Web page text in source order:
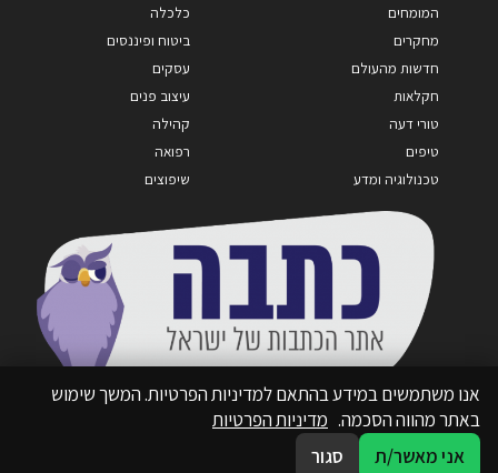
המומחים
מחקרים
חדשות מהעולם
חקלאות
טורי דעה
טיפים
טכנולוגיה ומדע
כלכלה
ביטוח ופיננסים
עסקים
עיצוב פנים
קהילה
רפואה
שיפוצים
אנו משתמשים במידע בהתאם למדיניות הפרטיות. המשך שימוש
באתר מהווה הסכמה. מדיניות הפרטיות
אני מאשר/ת
סגור